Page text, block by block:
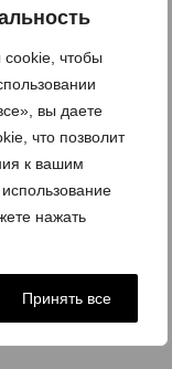
чтобы
вы даете
что позволит
к вашим
нажать
Принять все
в амбулаторных
безопасная
заболеваний и